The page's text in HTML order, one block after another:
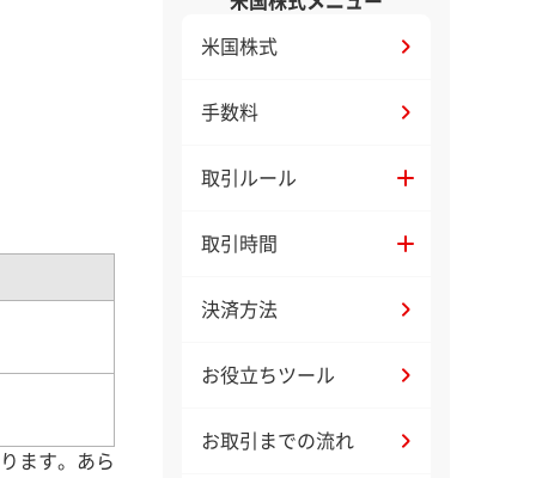
ます。あら
米国株式
手数料
取引ルール
取引時間
決済方法
お役立ちツール
お取引までの流れ